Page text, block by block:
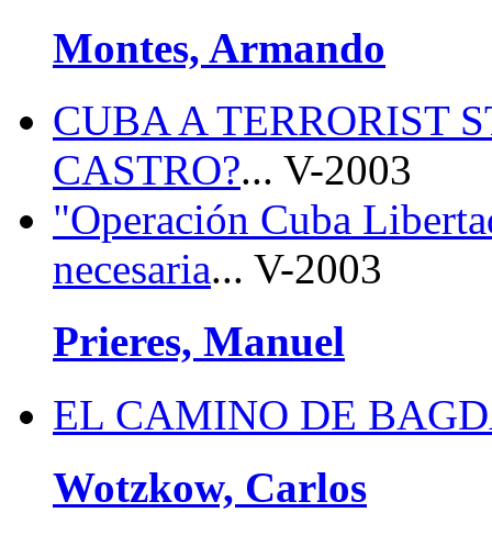
Montes, Armando
CUBA A TERRORIST
CASTRO?... V-2003
"Operación Cuba
necesaria... V-2003
Prieres, Manuel
EL CAMINO DE
Wotzkow, Carlos